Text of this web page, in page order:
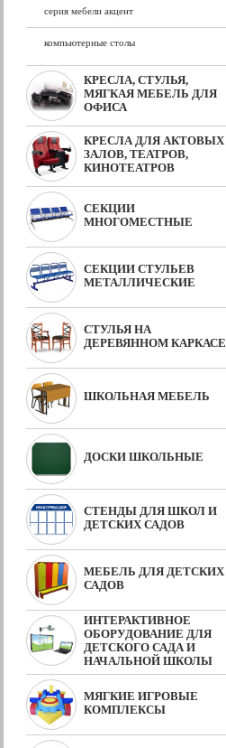
серия мебели акцент
компьютерные столы
КРЕСЛА, СТУЛЬЯ,
МЯГКАЯ МЕБЕЛЬ ДЛЯ
ОФИСА
КРЕСЛА ДЛЯ АКТОВЫХ
ЗАЛОВ, ТЕАТРОВ,
КИНОТЕАТРОВ
СЕКЦИИ
МНОГОМЕСТНЫЕ
СЕКЦИИ СТУЛЬЕВ
МЕТАЛЛИЧЕСКИЕ
СТУЛЬЯ НА
ДЕРЕВЯННОМ КАРКАСЕ
ШКОЛЬНАЯ МЕБЕЛЬ
ДОСКИ ШКОЛЬНЫЕ
СТЕНДЫ ДЛЯ ШКОЛ И
ДЕТСКИХ САДОВ
МЕБЕЛЬ ДЛЯ ДЕТСКИХ
САДОВ
ИНТЕРАКТИВНОЕ
ОБОРУДОВАНИЕ ДЛЯ
ДЕТСКОГО САДА И
НАЧАЛЬНОЙ ШКОЛЫ
МЯГКИЕ ИГРОВЫЕ
КОМПЛЕКСЫ